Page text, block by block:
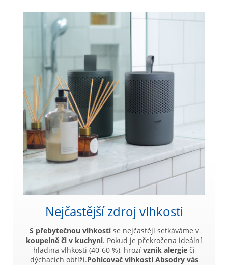
Nejčastější zdroj vlhkosti
S přebytečnou vlhkostíse nejčastěji setkáváme v
koupelně či v kuchyni. Pokud je překročena ideální
hladina vlhkosti (40-60 %), hrozí vznik alergie či
dýchacích obtíží.Pohlcovač vlhkosti Absodry vás